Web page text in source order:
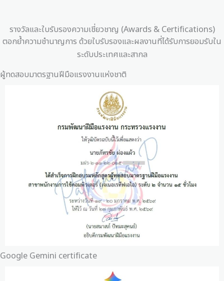
รางวัลและใบรับรองความเชี่ยวชาญ (Awards & Certifications)
ตอกย้ำความชำนาญการ ด้วยใบรับรองและผลงานที่ได้รับการยอมรับใน
ระดับประเทศและสากล
ผู้ทดสอบมาตรฐานฝีมือแรงงานแห่งชาติ
Google Gemini certificate